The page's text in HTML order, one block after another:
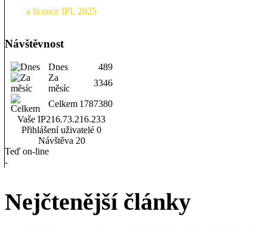
a licence IPL 2025
Návštěvnost
Dnes
489
Za
měsíc
3346
Celkem 1787380
Vaše IP216.73.216.233
Přihlášení uživatelé 0
Návštěva 20
Teď on-line
-
Nejčtenější články